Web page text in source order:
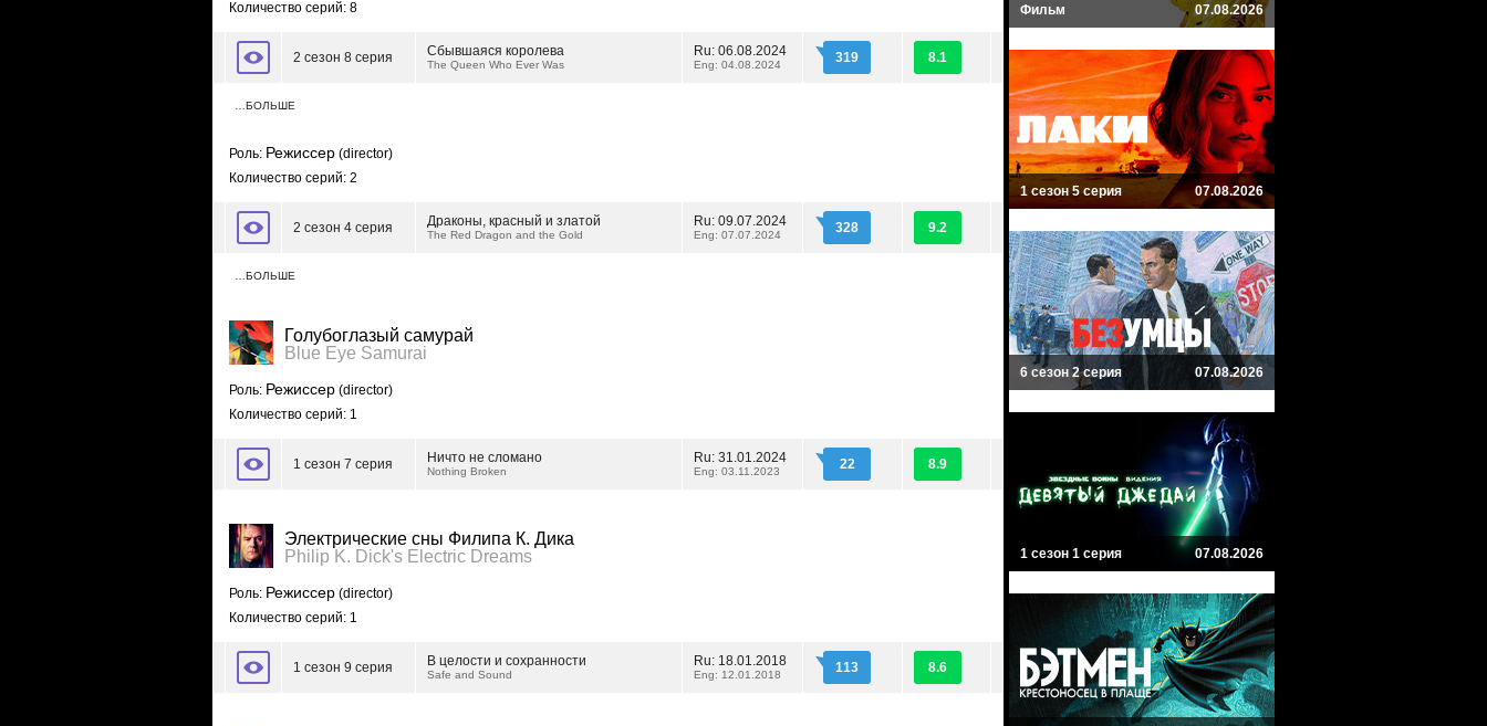
Количество серий: 8
2 сезон 8 серия Сбывшаяся королева
The Queen Who Ever Was
Ru: 06.08.2024
Eng: 04.08.2024 319 8.1
…БОЛЬШЕ
Роль: Режиссер (director)
Количество серий: 2
2 сезон 4 серия Драконы, красный и златой
The Red Dragon and the Gold
Ru: 09.07.2024
Eng: 07.07.2024 328 9.2
…БОЛЬШЕ
Голубоглазый самурай
Blue Eye Samurai
Роль: Режиссер (director)
Количество серий: 1
1 сезон 7 серия Ничто не сломано
Nothing Broken
Ru: 31.01.2024
Eng: 03.11.2023 22 8.9
Электрические сны Филипа К. Дика
Philip K. Dick's Electric Dreams
Роль: Режиссер (director)
Количество серий: 1
1 сезон 9 серия В целости и сохранности
Safe and Sound
Ru: 18.01.2018
Eng: 12.01.2018 113 8.6
Фильм 07.08.2026
1 сезон 5 серия 07.08.2026
6 сезон 2 серия 07.08.2026
1 сезон 1 серия 07.08.2026